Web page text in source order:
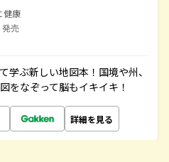
健康
発売
学ぶ新しい地図本！国境や州、
をなぞって脳もイキイキ！
詳細を見る